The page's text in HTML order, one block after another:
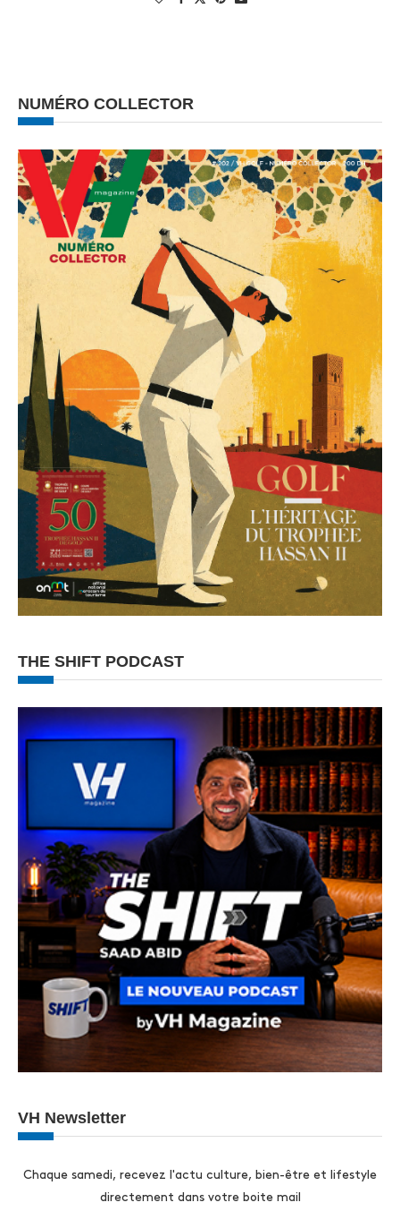
NUMÉRO COLLECTOR
THE SHIFT PODCAST
VH Newsletter
Chaque samedi, recevez l'actu culture, bien-être et lifestyle
directement dans votre boite mail